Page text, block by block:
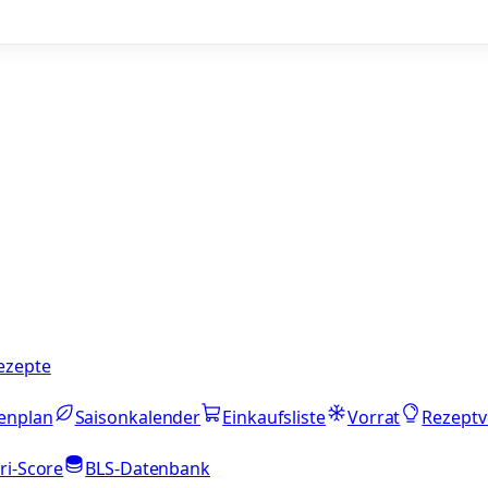
Saisonkalender Einkaufsliste Vorrat
Score BLS-Datenbank